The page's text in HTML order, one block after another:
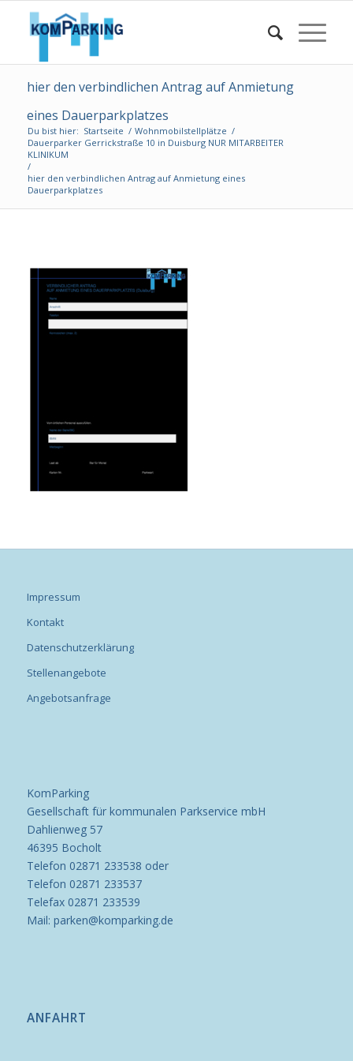
hier den verbindlichen Antrag auf Anmietung
eines Dauerparkplatzes
Du bist hier: Startseite / Wohnmobilstellplätze /
Dauerparker Gerrickstraße 10 in Duisburg NUR MITARBEITER
KLINIKUM
/
hier den verbindlichen Antrag auf Anmietung eines
Dauerparkplatzes
Impressum
Kontakt
Datenschutzerklärung
Stellenangebote
Angebotsanfrage
KomParking
Gesellschaft für kommunalen Parkservice mbH
Dahlienweg 57
46395 Bocholt
Telefon 02871 233538 oder
Telefon 02871 233537
Telefax 02871 233539
Mail: parken@komparking.de
ANFAHRT